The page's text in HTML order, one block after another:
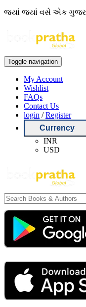
જ્યાં જ્યાં વસે એક
Toggle navigation
My Account
Wishlist
FAQs
Contact Us
login /Register
Currency
INR
USD